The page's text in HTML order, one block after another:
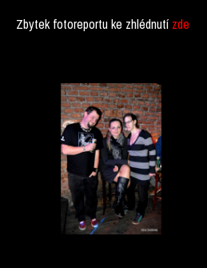
Zbytek fotoreportu ke zhlédnutí zde